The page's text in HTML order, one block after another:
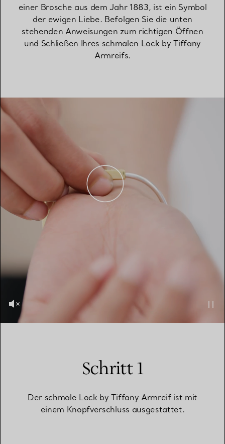
einer Brosche aus dem Jahr 1883, ist ein Symbol
der ewigen Liebe. Befolgen Sie die unten
stehenden Anweisungen zum richtigen Öffnen
und Schließen Ihres schmalen Lock by Tiffany
Armreifs.
Schritt 1
Der schmale Lock by Tiffany Armreif ist mit
einem Knopfverschluss ausgestattet.